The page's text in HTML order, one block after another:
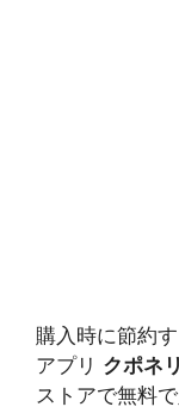
購入時に節約
アプリ クポネ
ストアで無料